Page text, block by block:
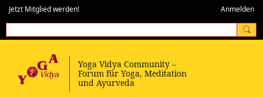
Jetzt Mitglied werden! Anmelden